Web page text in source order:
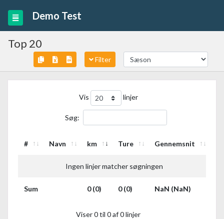
Demo Test
Top 20
Filter
Vis linjer
Søg:
# Navn km Ture Gennemsnit
Ingen linjer matcher søgningen
Sum 0 (0) 0 (0) NaN (NaN)
Viser 0 til 0 af 0 linjer